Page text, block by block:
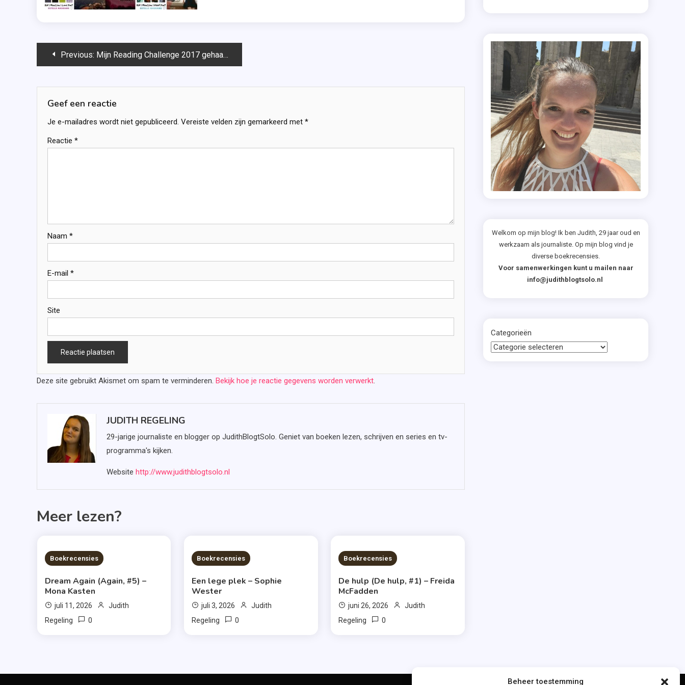
Beheer toestemming
Bericht
Previous: Mijn Reading Challenge 2017 gehaald!
Geef een reactie
Je e-mailadres wordt niet gepubliceerd. Vereiste velden zijn gemarkeerd met *
Reactie *
Naam *
E-mail *
Site
Deze site gebruikt Akismet om spam te verminderen. Bekijk hoe je reactie gegevens worden verwerkt.
JUDITH REGELING
29-jarige journaliste en blogger op JudithBlogtSolo. Geniet van boeken lezen, schrijven en series en tv-
programma's kijken.
Website http://www.judithblogtsolo.nl
Meer lezen?
6 MINS READ
Boekrecensies
Dream Again (Again, #5) –
Mona Kasten
juli 11, 2026
Judith
Regeling
0
6 MINS READ
Boekrecensies
Een lege plek – Sophie
Wester
juli 3, 2026
Judith
Regeling
0
7 MINS READ
Boekrecensies
De hulp (De hulp, #1) – Freida
McFadden
juni 26, 2026
Judith
Regeling
0
Welkom op mijn blog! Ik ben Judith, 29 jaar oud en
werkzaam als journaliste. Op mijn blog vind je
diverse boekrecensies.
Voor samenwerkingen kunt u mailen naar
info@judithblogtsolo.nl
Categorieën